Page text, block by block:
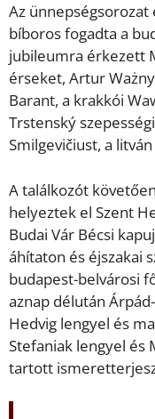
Az
bíboros fogadta a
jubileumra érkezett
érseket, Artur
Barant, a krakkói
Trstenský
Smilgevičiust, a
A találkozót
helyeztek el Szent
Budai Vár Bécsi
áhítaton és éjszakai
budapest-belvárosi
aznap délután
Hedvig lengyel és
Stefaniak lengyel és
tartott